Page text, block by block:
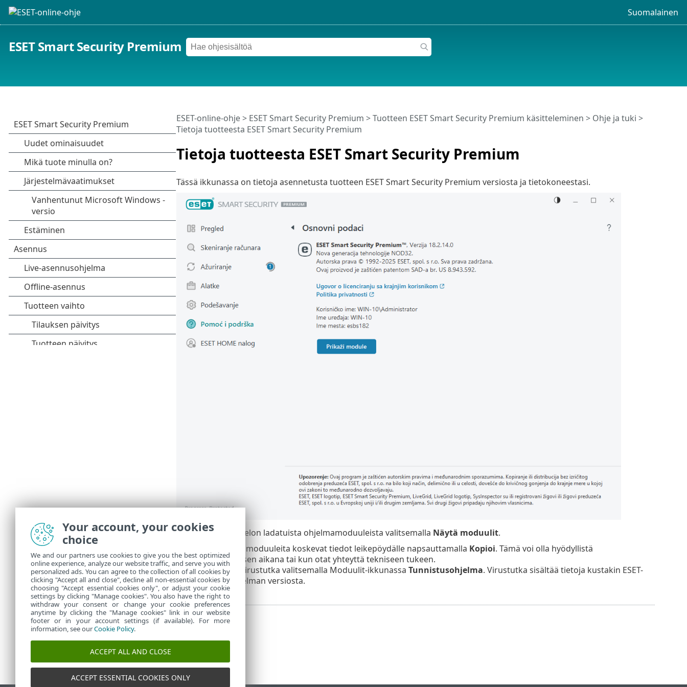
Suomalainen
ESET Smart Security Premium
Tietoja tuotteesta ESET Smart Security Premium
ESET-online-ohje> ESET Smart Security Premium >Tuotteen ESET Smart Security Premium käsitteleminen > Ohje ja tuki >
Tietoja tuotteesta ESET Smart Security Premium
Tässä ikkunassa on tietoja asennetusta tuotteen ESET Smart Security Premium versiosta ja tietokoneestasi.
Saat avattua luettelon ladatuista ohjelmamoduuleista valitsemalla Näytä moduulit.
Voit kopioida moduuleita koskevat tiedot leikepöydälle napsauttamalla Kopioi. Tämä voi olla hyödyllistä
vianmäärityksen aikana tai kun otat yhteyttä tekniseen tukeen.
• Avaa ESETin virustutka valitsemalla Moduulit-ikkunassa Tunnistusohjelma. Virustutka sisältää tietoja kustakin ESET-
tunnistusohjelman versiosta.
Your account, your cookies
choice
We and our partners use cookies to give you the best optimized
online experience, analyze our website traffic, and serve you with
personalized ads. You can agree to the collection of all cookies by
clicking "Accept all and close", decline all non-essential cookies by
choosing "Accept essential cookies only", or adjust your cookie
settings by clicking "Manage cookies". You also have the right to
withdraw your consent or change your cookie preferences
anytime by clicking the "Manage cookies" link in our website
footer or in your account settings (if available). For more
information, see ourCookie Policy.
ACCEPT ALL AND CLOSE
ACCEPT ESSENTIAL COOKIES ONLY